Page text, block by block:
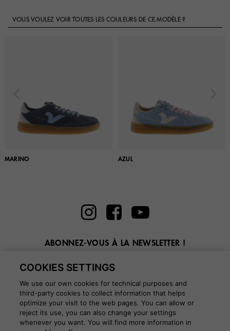
VOUS VOULEZ VOIR TOUTES LES COULEURS DE CE MODÈLE ?
MARINO AZUL
ABONNEZ-VOUS À LA NEWSLETTER !
BLOG
COOKIES SETTINGS
We use our own cookies for technical purposes and
third-party cookies to collect information that helps
optimize your visit to the web pages. You can allow or
reject its use, you can also change your settings
whenever you want. You will find more information in